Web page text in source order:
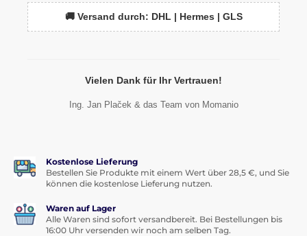
🚚 Versand durch: DHL | Hermes | GLS
Vielen Dank für Ihr Vertrauen!
Ing. Jan Plaček & das Team von Momanio
Kostenlose Lieferung
Bestellen Sie Produkte mit einem Wert über 28,5 €, und Sie
können die kostenlose Lieferung nutzen.
Waren auf Lager
Alle Waren sind sofort versandbereit. Bei Bestellungen bis
16:00 Uhr versenden wir noch am selben Tag.